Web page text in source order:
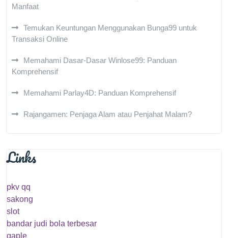
Manfaat
Temukan Keuntungan Menggunakan Bunga99 untuk
Transaksi Online
Memahami Dasar-Dasar Winlose99: Panduan
Komprehensif
Memahami Parlay4D: Panduan Komprehensif
Rajangamen: Penjaga Alam atau Penjahat Malam?
Links
pkv qq
sakong
slot
bandar judi bola terbesar
gaple